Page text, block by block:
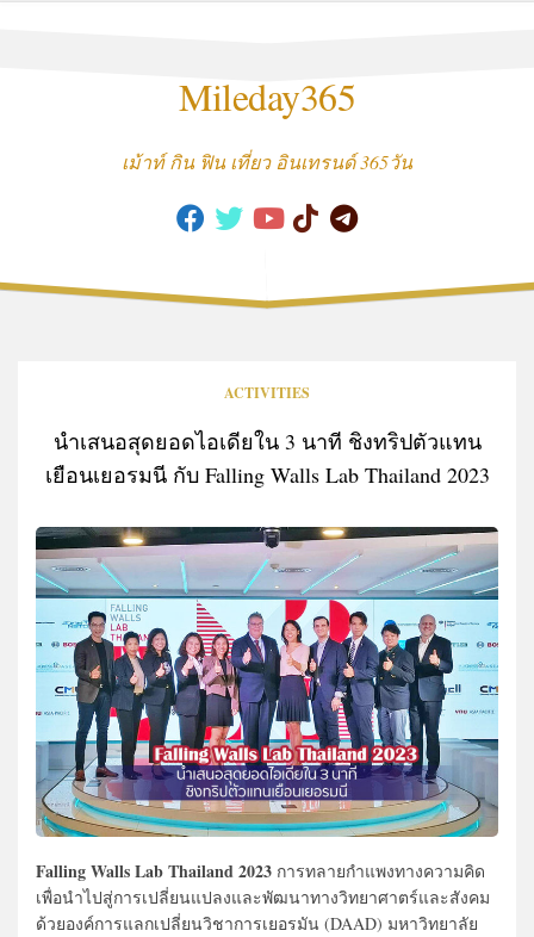
Mileday365
เม้าท์ กิน ฟิน เที่ยว อินเทรนด์ 365วัน
ACTIVITIES
นำเสนอสุดยอดไอเดียใน 3 นาที ชิงทริปตัวแทน
เยือนเยอรมนี กับ Falling Walls Lab Thailand 2023
Falling Walls Lab Thailand 2023 การทลายกำแพงทางความคิด
เพื่อนำไปสู่การเปลี่ยนแปลงและพัฒนาทางวิทยาศาตร์และสังคม
ด้วยองค์การแลกเปลี่ยนวิชาการเยอรมัน (DAAD) มหาวิทยาลัย